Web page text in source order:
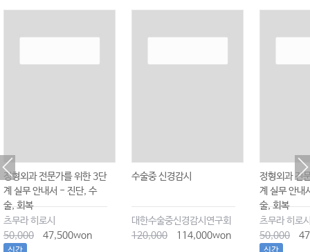
정형외과 전문가를 위한 3단
계 실무 안내서 - 진단, 수
술, 회복
츠무라 히로시
50,000
47,500won
수술중 신경감시
대한수술중신경감시연구회
120,000
114,000won
정형외과 전
계 실무 안내
술, 회복
츠무라 히로
50,000